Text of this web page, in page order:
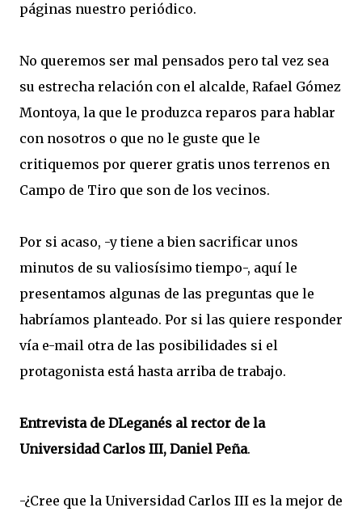
páginas nuestro periódico.
No queremos ser mal pensados pero tal vez sea
su estrecha relación con el alcalde, Rafael Gómez
Montoya, la que le produzca reparos para hablar
con nosotros o que no le guste que le
critiquemos por querer gratis unos terrenos en
Campo de Tiro que son de los vecinos.
Por si acaso, -y tiene a bien sacrificar unos
minutos de su valiosísimo tiempo-, aquí le
presentamos algunas de las preguntas que le
habríamos planteado. Por si las quiere responder
vía e-mail otra de las posibilidades si el
protagonista está hasta arriba de trabajo.
Entrevista de DLeganés al rector de la
Universidad Carlos III, Daniel Peña.
-¿Cree que la Universidad Carlos III es la mejor de